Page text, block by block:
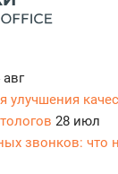
авг
улучшения
28 июл
звонков: что